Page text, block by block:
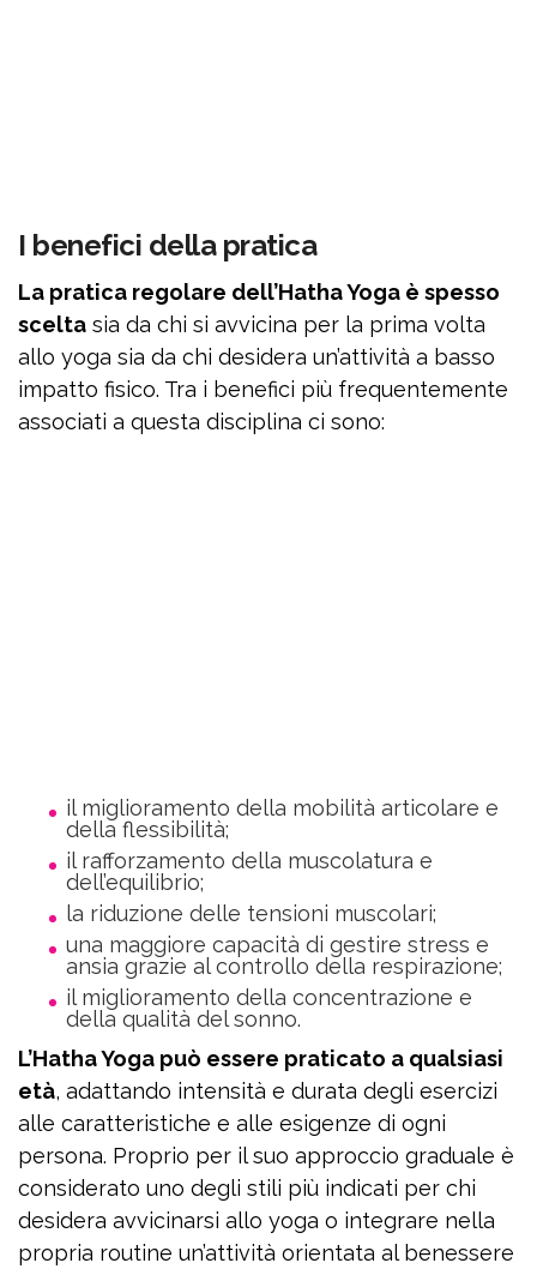
I benefici della pratica
La pratica regolare dell’Hatha Yoga è spesso
scelta sia da chi si avvicina per la prima volta
allo yoga sia da chi desidera un’attività a basso
impatto fisico. Tra i benefici più frequentemente
associati a questa disciplina ci sono:
il miglioramento della mobilità articolare e
della flessibilità;
il rafforzamento della muscolatura e
dell’equilibrio;
la riduzione delle tensioni muscolari;
una maggiore capacità di gestire stress e
ansia grazie al controllo della respirazione;
il miglioramento della concentrazione e
della qualità del sonno.
L’Hatha Yoga può essere praticato a qualsiasi
età, adattando intensità e durata degli esercizi
alle caratteristiche e alle esigenze di ogni
persona. Proprio per il suo approccio graduale è
considerato uno degli stili più indicati per chi
desidera avvicinarsi allo yoga o integrare nella
propria routine un’attività orientata al benessere